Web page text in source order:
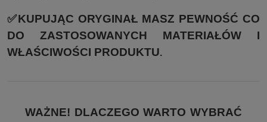
✅KUPUJĄC ORYGINAŁ MASZ PEWNOŚĆ CO
DO ZASTOSOWANYCH MATERIAŁÓW I
WŁAŚCIWOŚCI PRODUKTU.
WAŻNE! DLACZEGO WARTO WYBRAĆ